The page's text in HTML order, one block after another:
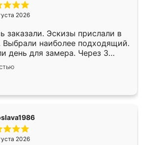
2026
заказали. Эскизы прислали в
Выбрали наиболее подходящий.
день для замера. Через 3
была уже готова. Остались
Спасибо Ренессанс
работу!
2026